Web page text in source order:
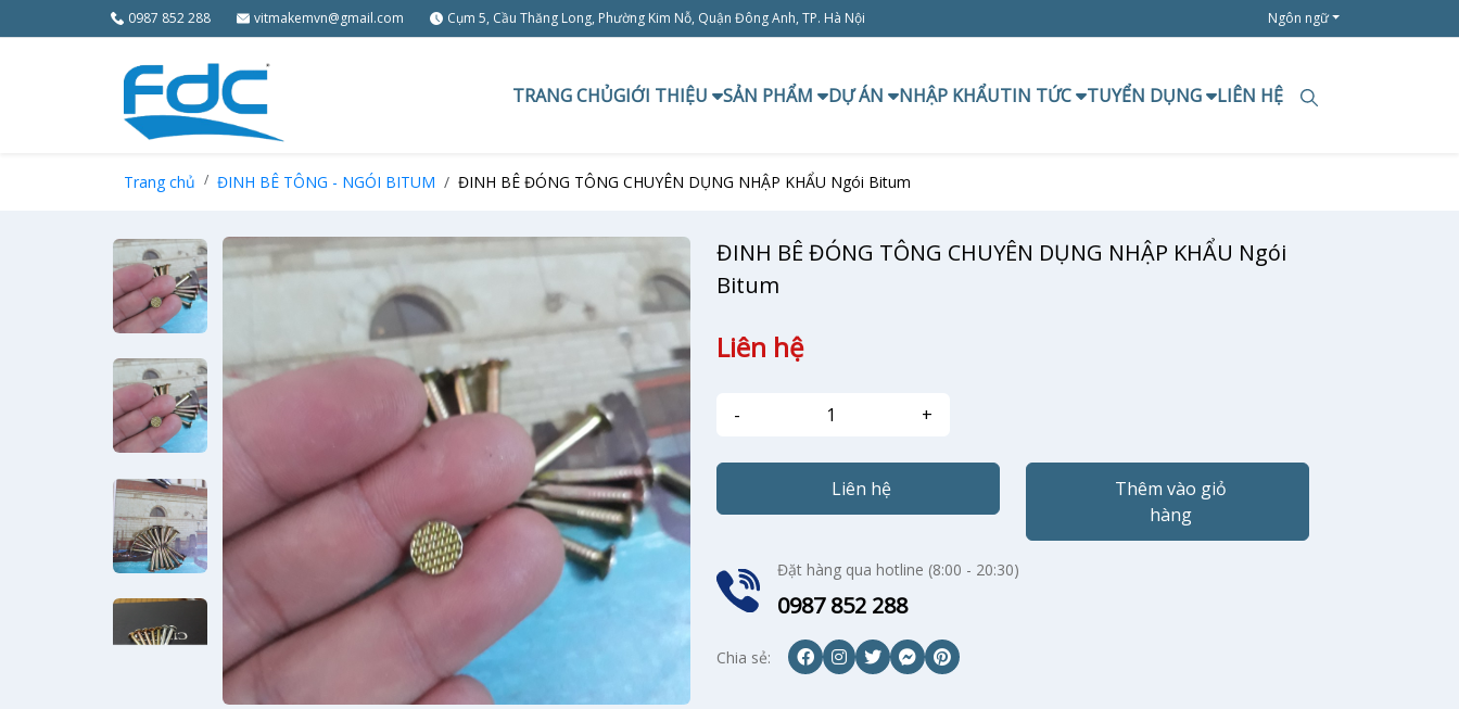
0987 852 288 vitmakemvn@gmail.com Cụm 5, Cầu Thăng Long, Phường Kim Nỗ, Quận Đông Anh, TP. Hà Nội Ngôn ngữ
TRANG CHỦGIỚI THIỆU SẢN PHẨM DỰ ÁN NHẬP KHẨUTIN TỨC TUYỂN DỤNG LIÊN HỆ
Trang chủ ĐINH BÊ TÔNG - NGÓI BITUM ĐINH BÊ ĐÓNG TÔNG CHUYÊN DỤNG NHẬP KHẨU Ngói Bitum
ĐINH BÊ ĐÓNG TÔNG CHUYÊN DỤNG NHẬP KHẨU Ngói
Bitum
Liên hệ
Liên hệ
Thêm vào giỏ
hàng
Đặt hàng qua hotline (8:00 - 20:30)
0987 852 288
Chia sẻ: